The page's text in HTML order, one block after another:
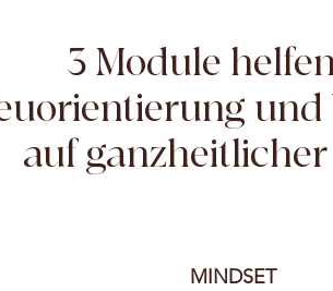
3 Module
auf
MINDSET